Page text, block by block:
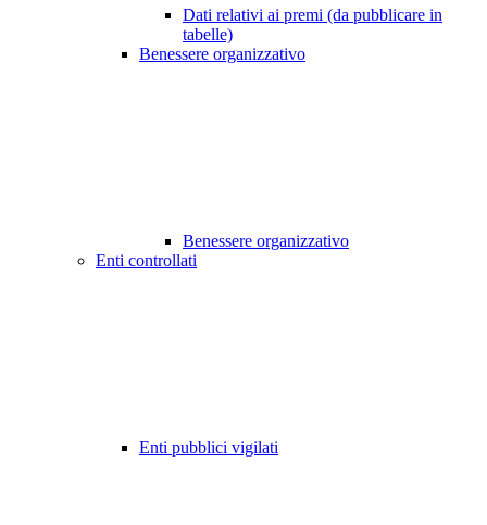
Dati relativi ai premi (da pubblicare in
tabelle)
Benessere organizzativo
Benessere organizzativo
Enti controllati
Enti pubblici vigilati